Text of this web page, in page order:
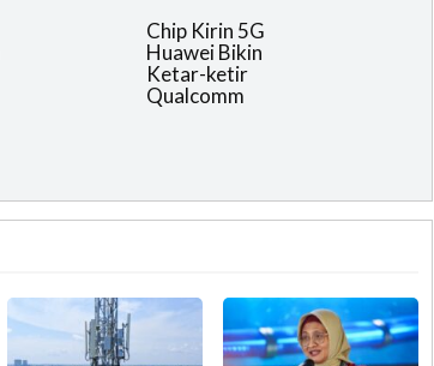
Chip Kirin 5G
Huawei Bikin
Ketar-ketir
Qualcomm